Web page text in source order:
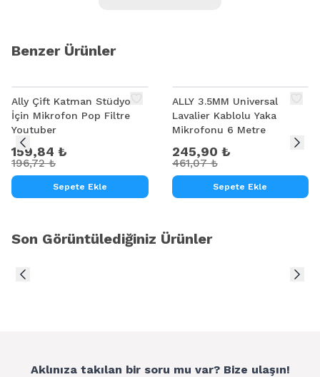
Benzer Ürünler
Ally Çift Katman Stüdyo
İçin Mikrofon Pop Filtre
Youtuber
159,84 ₺
196,72 ₺
Sepete Ekle
ALLY 3.5MM Universal
Lavalier Kablolu Yaka
Mikrofonu 6 Metre
245,90 ₺
461,07 ₺
Sepete Ekle
Son Görüntülediğiniz Ürünler
Aklınıza takılan bir soru mu var? Bize ulaşın!